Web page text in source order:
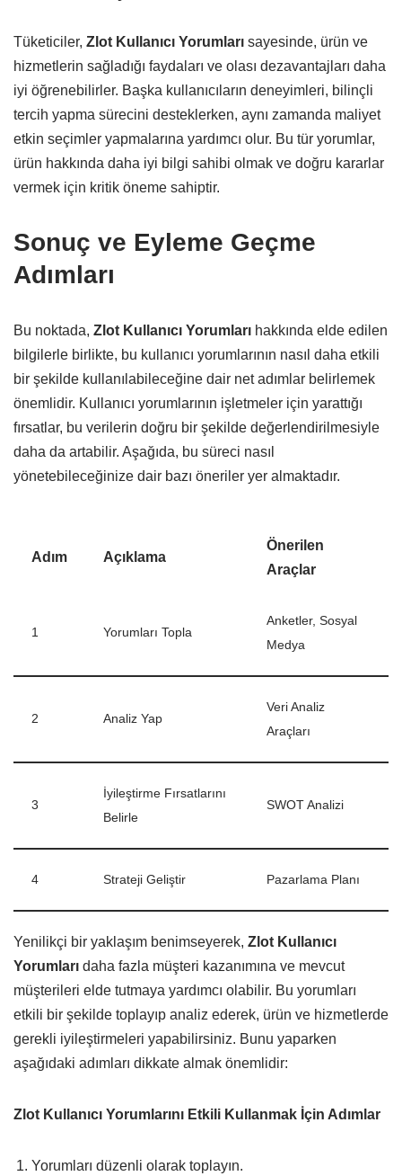
Tüketiciler, Zlot Kullanıcı Yorumları sayesinde, ürün ve
hizmetlerin sağladığı faydaları ve olası dezavantajları daha
iyi öğrenebilirler. Başka kullanıcıların deneyimleri, bilinçli
tercih yapma sürecini desteklerken, aynı zamanda maliyet
etkin seçimler yapmalarına yardımcı olur. Bu tür yorumlar,
ürün hakkında daha iyi bilgi sahibi olmak ve doğru kararlar
vermek için kritik öneme sahiptir.
Sonuç ve Eyleme Geçme
Adımları
Bu noktada, Zlot Kullanıcı Yorumları hakkında elde edilen
bilgilerle birlikte, bu kullanıcı yorumlarının nasıl daha etkili
bir şekilde kullanılabileceğine dair net adımlar belirlemek
önemlidir. Kullanıcı yorumlarının işletmeler için yarattığı
fırsatlar, bu verilerin doğru bir şekilde değerlendirilmesiyle
daha da artabilir. Aşağıda, bu süreci nasıl
yönetebileceğinize dair bazı öneriler yer almaktadır.
Adım Açıklama
Önerilen
Araçlar
1 Yorumları Topla
Anketler, Sosyal
Medya
2 Analiz Yap
Veri Analiz
Araçları
3
İyileştirme Fırsatlarını
Belirle
SWOT Analizi
4 Strateji Geliştir Pazarlama Planı
Yenilikçi bir yaklaşım benimseyerek, Zlot Kullanıcı
Yorumları daha fazla müşteri kazanımına ve mevcut
müşterileri elde tutmaya yardımcı olabilir. Bu yorumları
etkili bir şekilde toplayıp analiz ederek, ürün ve hizmetlerde
gerekli iyileştirmeleri yapabilirsiniz. Bunu yaparken
aşağıdaki adımları dikkate almak önemlidir:
Zlot Kullanıcı Yorumlarını Etkili Kullanmak İçin Adımlar
Yorumları düzenli olarak toplayın.